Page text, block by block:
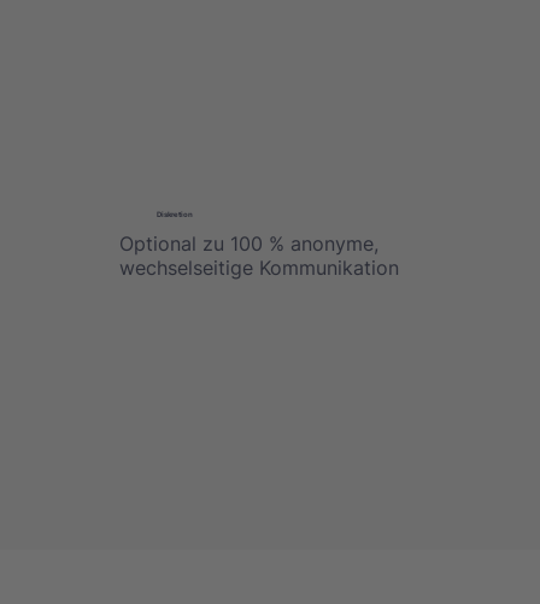
Optional zu 100 % anonyme,
wechselseitige Kommunikation
Diskretion